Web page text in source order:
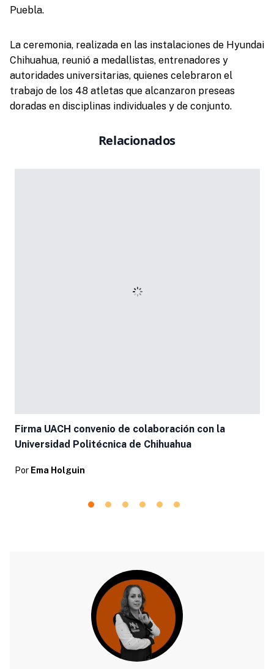
Puebla.
La ceremonia, realizada en las instalaciones de Hyundai
Chihuahua, reunió a medallistas, entrenadores y
autoridades universitarias, quienes celebraron el
trabajo de los 48 atletas que alcanzaron preseas
doradas en disciplinas individuales y de conjunto.
Relacionados
Firma UACH convenio de colaboración con la
Universidad Politécnica de Chihuahua
Por Ema Holguin